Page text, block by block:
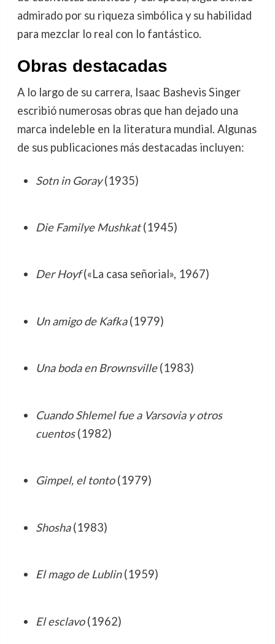
admirado por su riqueza simbólica y su habilidad
para mezclar lo real con lo fantástico.
Obras destacadas
A lo largo de su carrera, Isaac Bashevis Singer
escribió numerosas obras que han dejado una
marca indeleble en la literatura mundial. Algunas
de sus publicaciones más destacadas incluyen:
Sotn in Goray(1935)
Die Familye Mushkat(1945)
Der Hoyf(«La casa señorial», 1967)
Un amigo de Kafka(1979)
Una boda en Brownsville(1983)
Cuando Shlemel fue a Varsovia y otros
cuentos(1982)
Gimpel, el tonto(1979)
Shosha(1983)
El mago de Lublin(1959)
El esclavo(1962)